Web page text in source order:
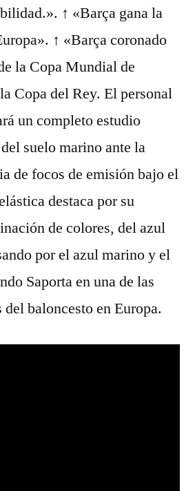
↑ «Barça gana la
↑ «Barça coronado
la Copa Mundial de
Copa del Rey. El personal
un completo estudio
suelo marino ante la
de focos de emisión bajo el
destaca por su
de colores, del azul
por el azul marino y el
Saporta en una de las
baloncesto en Europa.